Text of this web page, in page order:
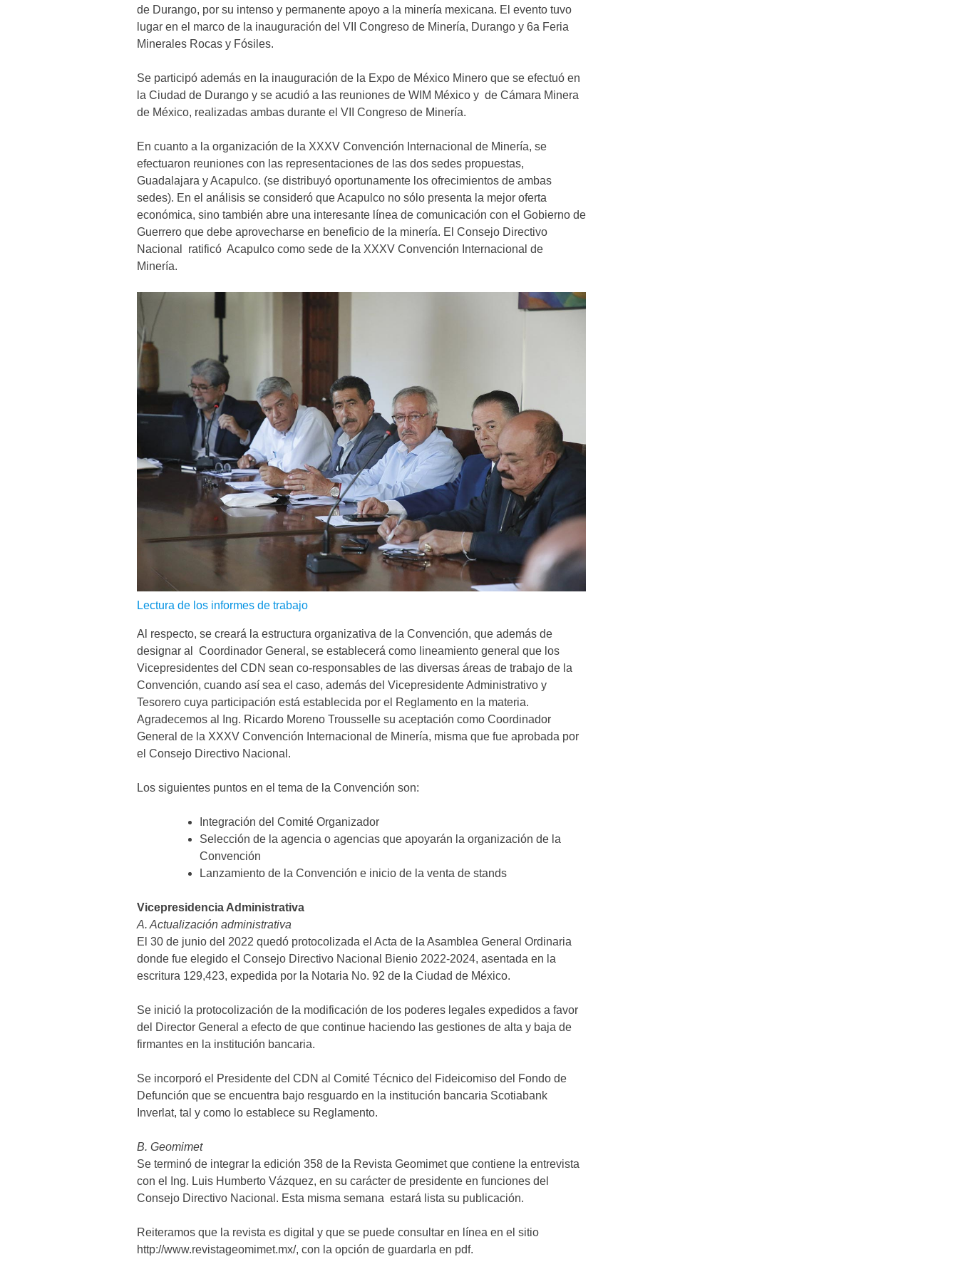
de Durango, por su intenso y permanente apoyo a la minería mexicana. El evento tuvo
lugar en el marco de la inauguración del VII Congreso de Minería, Durango y 6a Feria
Minerales Rocas y Fósiles.
Se participó además en la inauguración de la Expo de México Minero que se efectuó en
la Ciudad de Durango y se acudió a las reuniones de WIM México y de Cámara Minera
de México, realizadas ambas durante el VII Congreso de Minería.
En cuanto a la organización de la XXXV Convención Internacional de Minería, se
efectuaron reuniones con las representaciones de las dos sedes propuestas,
Guadalajara y Acapulco. (se distribuyó oportunamente los ofrecimientos de ambas
sedes). En el análisis se consideró que Acapulco no sólo presenta la mejor oferta
económica, sino también abre una interesante línea de comunicación con el Gobierno de
Guerrero que debe aprovecharse en beneficio de la minería. El Consejo Directivo
Nacional ratificó Acapulco como sede de la XXXV Convención Internacional de
Minería.
Lectura de los informes de trabajo
Al respecto, se creará la estructura organizativa de la Convención, que además de
designar al Coordinador General, se establecerá como lineamiento general que los
Vicepresidentes del CDN sean co-responsables de las diversas áreas de trabajo de la
Convención, cuando así sea el caso, además del Vicepresidente Administrativo y
Tesorero cuya participación está establecida por el Reglamento en la materia.
Agradecemos al Ing. Ricardo Moreno Trousselle su aceptación como Coordinador
General de la XXXV Convención Internacional de Minería, misma que fue aprobada por
el Consejo Directivo Nacional.
Los siguientes puntos en el tema de la Convención son:
Integración del Comité Organizador
Selección de la agencia o agencias que apoyarán la organización de la
Convención
Lanzamiento de la Convención e inicio de la venta de stands
Vicepresidencia Administrativa
A. Actualización administrativa
El 30 de junio del 2022 quedó protocolizada el Acta de la Asamblea General Ordinaria
donde fue elegido el Consejo Directivo Nacional Bienio 2022-2024, asentada en la
escritura 129,423, expedida por la Notaria No. 92 de la Ciudad de México.
Se inició la protocolización de la modificación de los poderes legales expedidos a favor
del Director General a efecto de que continue haciendo las gestiones de alta y baja de
firmantes en la institución bancaria.
Se incorporó el Presidente del CDN al Comité Técnico del Fideicomiso del Fondo de
Defunción que se encuentra bajo resguardo en la institución bancaria Scotiabank
Inverlat, tal y como lo establece su Reglamento.
B. Geomimet
Se terminó de integrar la edición 358 de la Revista Geomimet que contiene la entrevista
con el Ing. Luis Humberto Vázquez, en su carácter de presidente en funciones del
Consejo Directivo Nacional. Esta misma semana estará lista su publicación.
Reiteramos que la revista es digital y que se puede consultar en línea en el sitio
http://www.revistageomimet.mx/, con la opción de guardarla en pdf.